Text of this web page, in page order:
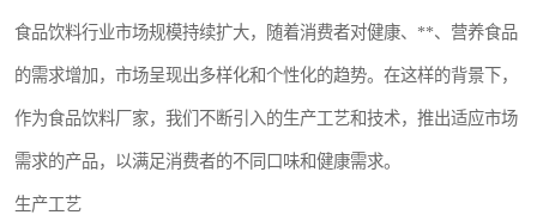
食品饮料行业市场规模持续扩大，随着消费者对健康、**、营养食品
的需求增加，市场呈现出多样化和个性化的趋势。在这样的背景下，
作为食品饮料厂家，我们不断引入的生产工艺和技术，推出适应市场
需求的产品，以满足消费者的不同口味和健康需求。
生产工艺